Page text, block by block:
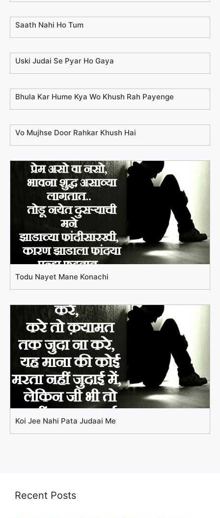
Saath Nahi Ho Tum
Uski Judai Se Pyar Ho Gaya
Bhula Kar Hume Kya Wo Khush Rah Payenge
Vo Mujhse Door Rahkar Khush Hai
Todu Nayet Mane Konachi
Koi Jee Nahi Pata Judaai Me
Recent Posts